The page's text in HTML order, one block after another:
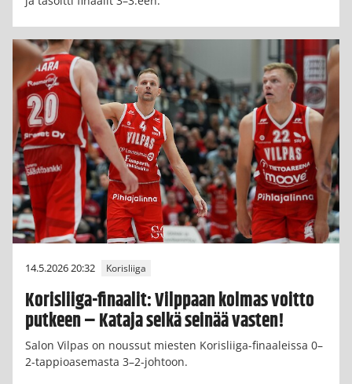
14.5.2026 20:32 Korisliiga
Korisliiga-finaalit: Vilppaan kolmas voitto
putkeen – Kataja selkä seinää vasten!
Salon Vilpas on noussut miesten Korisliiga-finaaleissa 0–
2-tappioasemasta 3–2-johtoon.